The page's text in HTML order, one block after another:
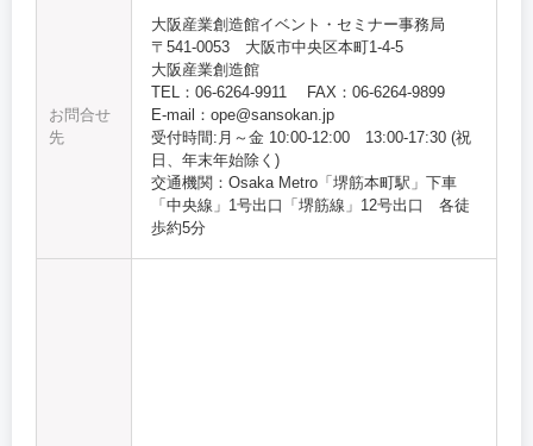
お問合せ
先
大阪産業創造館イベント・セミナー事務局
〒541-0053 大阪市中央区本町1-4-5
大阪産業創造館
TEL：06-6264-9911 FAX：06-6264-9899
E-mail：ope@sansokan.jp
受付時間:月～金 10:00‐12:00 13:00-17:30 (祝
日、年末年始除く)
交通機関：Osaka Metro「堺筋本町駅」下車
「中央線」1号出口「堺筋線」12号出口 各徒
歩約5分